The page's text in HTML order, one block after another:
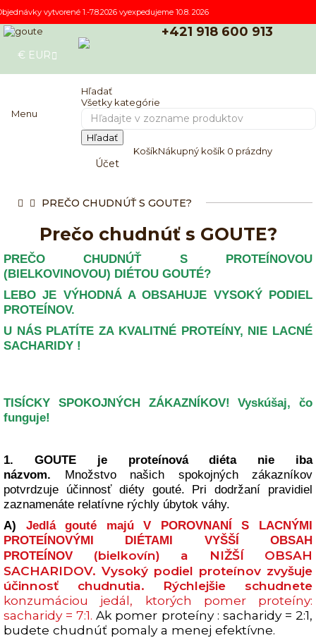
vytvorené 1.-7.8.2026 vyexpedujeme 10.8. 2026
€ EUR
+421 918 600 913
Menu
Hľadať
Všetky kategórie
Hľadať
Účet
KošíkNákupný košík 0 prázdny
PREČO CHUDNÚŤ S GOUTE?
Prečo chudnúť s GOUTE?
PREČO CHUDNÚŤ S PROTEÍNOVOU
(BIELKOVINOVOU) DIÉTOU GOUTÉ?
LEBO JE VÝHODNÁ A OBSAHUJE VYSOKÝ PODIEL
PROTEÍNOV.
U NÁS PLATÍTE ZA KVALITNÉ PROTEÍNY, NIE LACNÉ
SACHARIDY !
TISÍCKY SPOKOJNÝCH ZÁKAZNÍKOV! Vyskúšaj, čo
funguje!
1. GOUTE je proteínová diéta nie iba
názvom.
Množstvo našich spokojných zákazníkov
potvrdzuje účinnosť diéty gouté. Pri dodržaní pravidiel
zaznamenáte relatívne rýchly úbytok váhy.
A)
Jedlá gouté majú V POROVNANÍ S LACNÝMI
PROTEÍNOVÝMI DIÉTAMI VYŠŠÍ OBSAH
PROTEÍNOV (bielkovín) a NIŽŠÍ OBSAH
SACHARIDOV. Vysoký podiel proteínov zvyšuje
účinnosť chudnutia.
Rýchlejšie schudnete
konzumáciou jedál, ktorých pomer proteíny:
sacharidy = 7:1. Ak pomer proteíny : sacharidy = 2:1,
budete chudnúť pomaly a menej efektívne.